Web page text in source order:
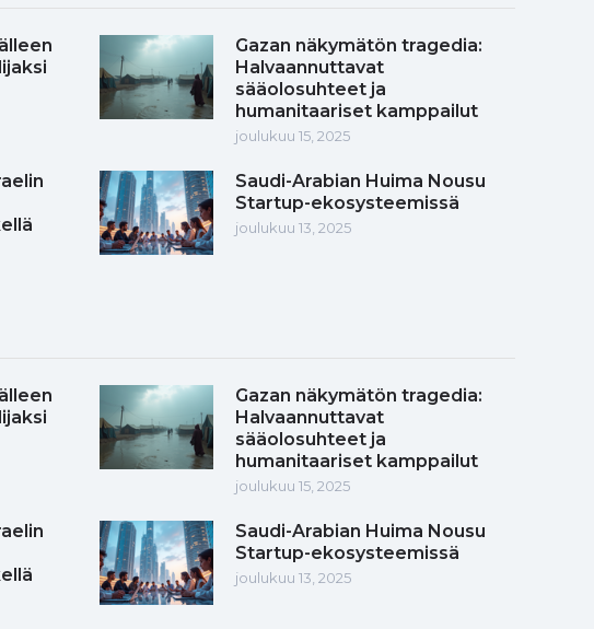
Gazan näkymätön tragedia:
Halvaannuttavat
sääolosuhteet ja
humanitaariset kamppailut
joulukuu 15, 2025
Saudi-Arabian Huima Nousu
Startup-ekosysteemissä
joulukuu 13, 2025
Gazan näkymätön tragedia:
Halvaannuttavat
sääolosuhteet ja
humanitaariset kamppailut
joulukuu 15, 2025
Saudi-Arabian Huima Nousu
Startup-ekosysteemissä
joulukuu 13, 2025